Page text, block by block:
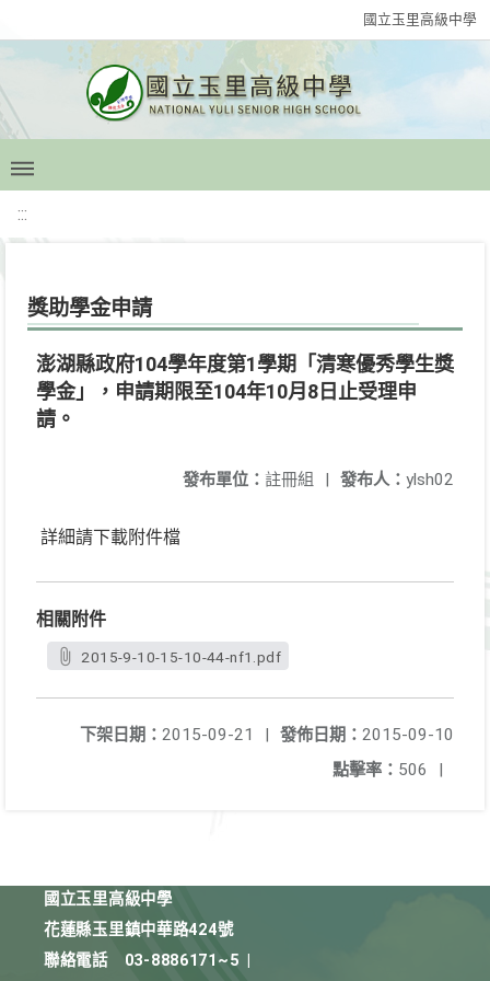
國立玉里高級中學
:::
獎助學金申請
澎湖縣政府104學年度第1學期「清寒優秀學生獎
學金」，申請期限至104年10月8日止受理申
請。
發布人： ylsh02
發布單位： 註冊組 |
詳細請下載附件檔
相關附件
2015-9-10-15-10-44-nf1.pdf
發佈日期： 2015-09-10
下架日期： 2015-09-21
|
點擊率： 506 |
國立玉里高級中學
花蓮縣玉里鎮中華路424號
聯絡電話
03-8886171~5